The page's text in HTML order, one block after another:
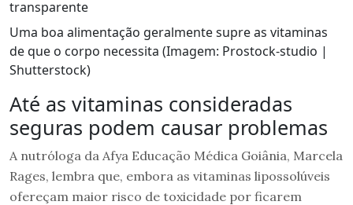
Uma boa alimentação geralmente supre as vitaminas
de que o corpo necessita (Imagem: Prostock-studio |
Shutterstock)
Até as vitaminas consideradas
seguras podem causar problemas
A nutróloga da Afya Educação Médica Goiânia, Marcela
Rages, lembra que, embora as vitaminas lipossolúveis
ofereçam maior risco de toxicidade por ficarem